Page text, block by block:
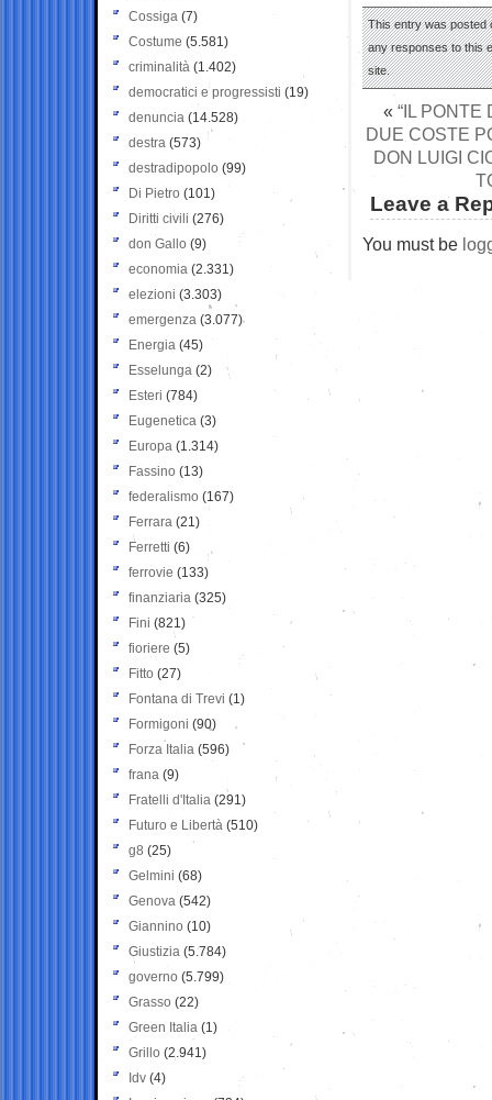
This entry was posted
any responses to this
site.
« “IL PONTE
DUE COSTE
DON LUIGI
Leave a
You must be
Cossiga (7)
Costume (5.581)
criminalità (1.402)
democratici e progressisti (19)
denuncia (14.528)
destra (573)
destradipopolo (99)
Di Pietro (101)
Diritti civili (276)
don Gallo (9)
economia (2.331)
elezioni (3.303)
emergenza (3.077)
Energia (45)
Esselunga (2)
Esteri (784)
Eugenetica (3)
Europa (1.314)
Fassino (13)
federalismo (167)
Ferrara (21)
Ferretti (6)
ferrovie (133)
finanziaria (325)
Fini (821)
fioriere (5)
Fitto (27)
Fontana di Trevi (1)
Formigoni (90)
Forza Italia (596)
frana (9)
Fratelli d'Italia (291)
Futuro e Libertà (510)
g8 (25)
Gelmini (68)
Genova (542)
Giannino (10)
Giustizia (5.784)
governo (5.799)
Grasso (22)
Green Italia (1)
Grillo (2.941)
Idv (4)